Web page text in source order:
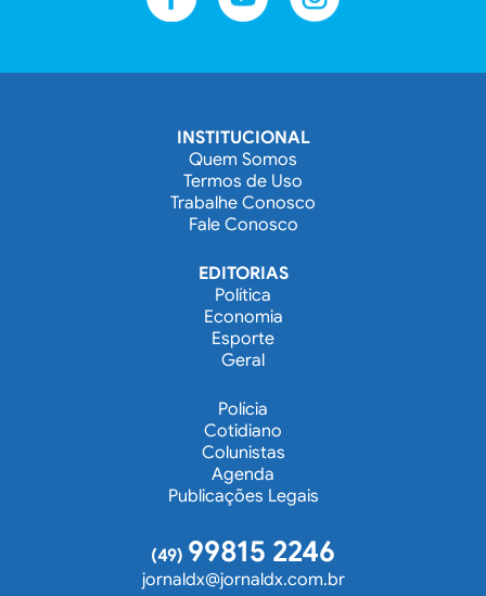
INSTITUCIONAL
Quem Somos
Termos de Uso
Trabalhe Conosco
Fale Conosco
EDITORIAS
Política
Economia
Esporte
Geral
Polícia
Cotidiano
Colunistas
Agenda
Publicações Legais
(49) 99815 2246
jornaldx@jornaldx.com.br